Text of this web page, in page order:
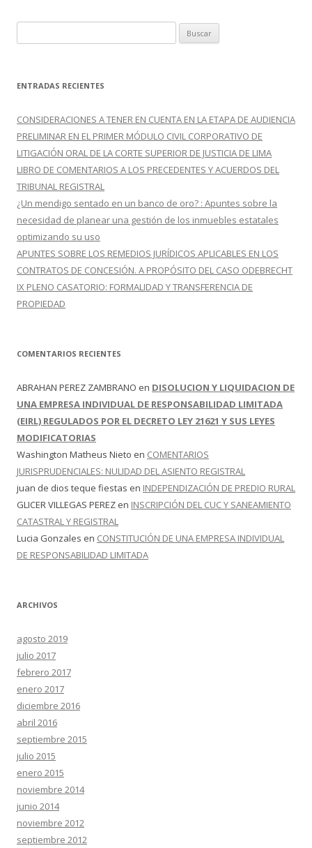
u
c
r
:
ENTRADAS RECIENTES
CONSIDERACIONES A TENER EN CUENTA EN LA ETAPA DE AUDIENCIA
PRELIMINAR EN EL PRIMER MÓDULO CIVIL CORPORATIVO DE
LITIGACIÓN ORAL DE LA CORTE SUPERIOR DE JUSTICIA DE LIMA
LIBRO DE COMENTARIOS A LOS PRECEDENTES Y ACUERDOS DEL
TRIBUNAL REGISTRAL
¿Un mendigo sentado en un banco de oro? : Apuntes sobre la
necesidad de planear una gestión de los inmuebles estatales
optimizando su uso
APUNTES SOBRE LOS REMEDIOS JURÍDICOS APLICABLES EN LOS
CONTRATOS DE CONCESIÓN. A PROPÓSITO DEL CASO ODEBRECHT
IX PLENO CASATORIO: FORMALIDAD Y TRANSFERENCIA DE
PROPIEDAD
COMENTARIOS RECIENTES
ABRAHAN PEREZ ZAMBRANO en DISOLUCION Y LIQUIDACION DE
UNA EMPRESA INDIVIDUAL DE RESPONSABILIDAD LIMITADA
(EIRL) REGULADOS POR EL DECRETO LEY 21621 Y SUS LEYES
MODIFICATORIAS
Washington Matheus Nieto en COMENTARIOS
JURISPRUDENCIALES: NULIDAD DEL ASIENTO REGISTRAL
juan de dios teque fiestas en INDEPENDIZACIÓN DE PREDIO RURAL
GLICER VILLEGAS PEREZ en INSCRIPCIÓN DEL CUC Y SANEAMIENTO
CATASTRAL Y REGISTRAL
Lucia Gonzales en CONSTITUCIÓN DE UNA EMPRESA INDIVIDUAL
DE RESPONSABILIDAD LIMITADA
ARCHIVOS
agosto 2019
julio 2017
febrero 2017
enero 2017
diciembre 2016
abril 2016
septiembre 2015
julio 2015
enero 2015
noviembre 2014
junio 2014
noviembre 2012
septiembre 2012